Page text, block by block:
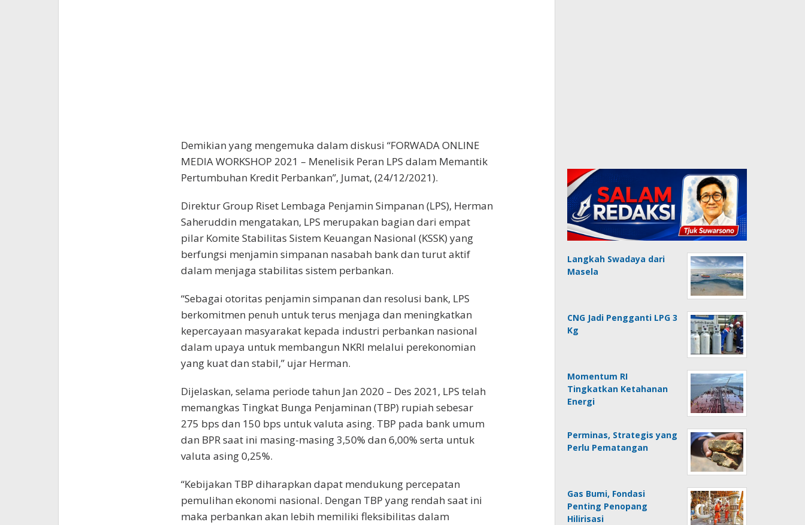
Demikian yang mengemuka dalam diskusi “FORWADA ONLINE
MEDIA WORKSHOP 2021 – Menelisik Peran LPS dalam Memantik
Pertumbuhan Kredit Perbankan”, Jumat, (24/12/2021).
Direktur Group Riset Lembaga Penjamin Simpanan (LPS), Herman
Saheruddin mengatakan, LPS merupakan bagian dari empat
pilar Komite Stabilitas Sistem Keuangan Nasional (KSSK) yang
berfungsi menjamin simpanan nasabah bank dan turut aktif
dalam menjaga stabilitas sistem perbankan.
“Sebagai otoritas penjamin simpanan dan resolusi bank, LPS
berkomitmen penuh untuk terus menjaga dan meningkatkan
kepercayaan masyarakat kepada industri perbankan nasional
dalam upaya untuk membangun NKRI melalui perekonomian
yang kuat dan stabil,” ujar Herman.
Dijelaskan, selama periode tahun Jan 2020 – Des 2021, LPS telah
memangkas Tingkat Bunga Penjaminan (TBP) rupiah sebesar
275 bps dan 150 bps untuk valuta asing. TBP pada bank umum
dan BPR saat ini masing-masing 3,50% dan 6,00% serta untuk
valuta asing 0,25%.
“Kebijakan TBP diharapkan dapat mendukung percepatan
pemulihan ekonomi nasional. Dengan TBP yang rendah saat ini
maka perbankan akan lebih memiliki fleksibilitas dalam
Langkah Swadaya dari
Masela
CNG Jadi Pengganti LPG 3
Kg
Momentum RI
Tingkatkan Ketahanan
Energi
Perminas, Strategis yang
Perlu Pematangan
Gas Bumi, Fondasi
Penting Penopang
Hilirisasi